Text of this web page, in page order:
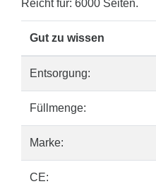
Reicht für: 6000 Seiten.
Gut zu wissen
Entsorgung:
Füllmenge:
Marke:
CE: